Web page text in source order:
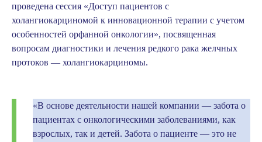
проведена сессия «Доступ пациентов с
холангиокарциномой к инновационной терапии с учетом
особенностей орфанной онкологии», посвященная
вопросам диагностики и лечения редкого рака желчных
протоков — холангиокарциномы.
«В основе деятельности нашей компании — забота о
пациентах с онкологическими заболеваниями, как
взрослых, так и детей. Забота о пациенте — это не